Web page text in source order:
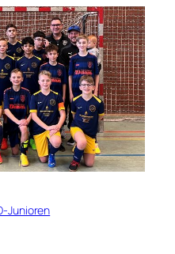
Junioren